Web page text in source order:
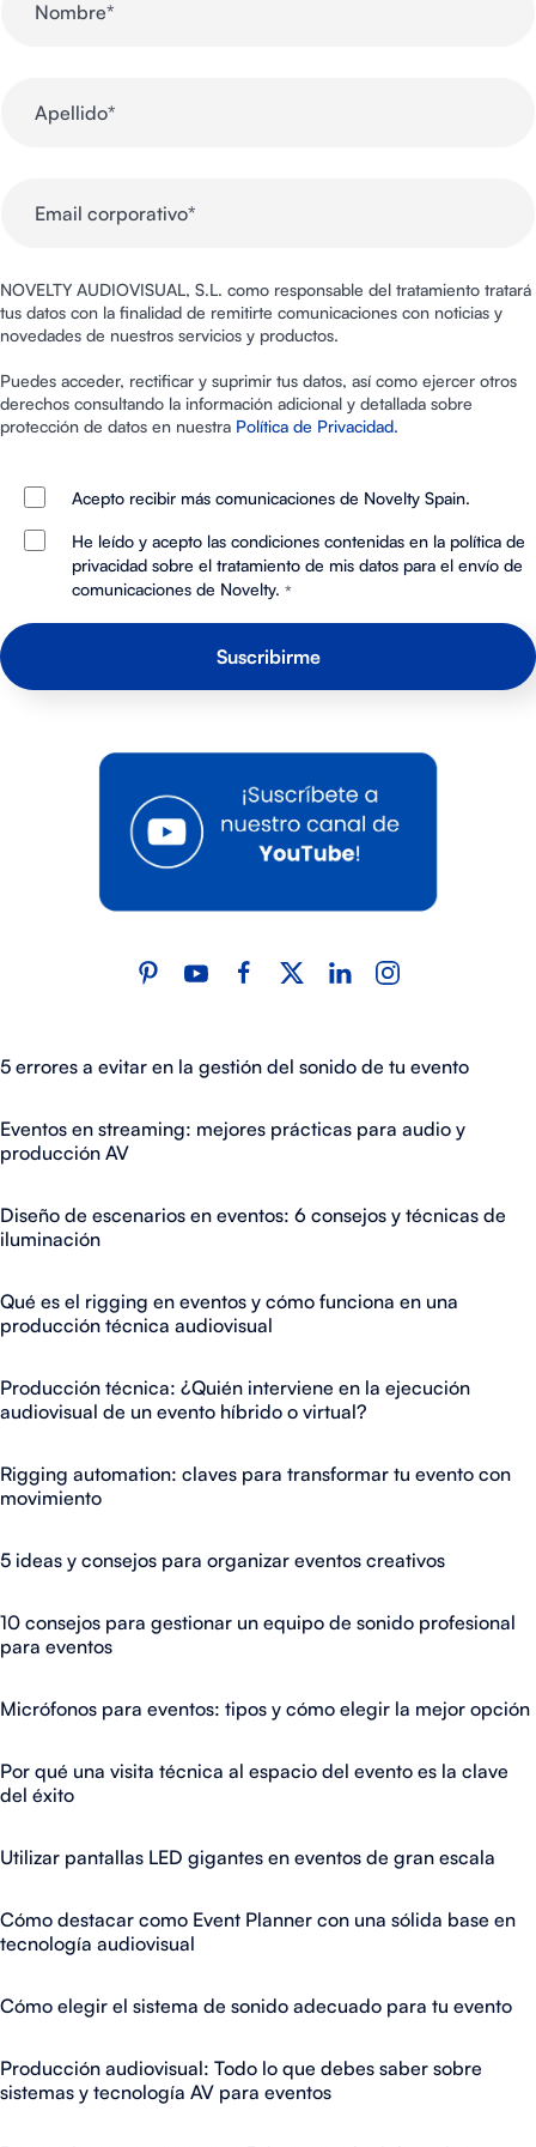
NOVELTY AUDIOVISUAL, S.L. como responsable del tratamiento tratará
tus datos con la finalidad de remitirte comunicaciones con noticias y
novedades de nuestros servicios y productos.
Puedes acceder, rectificar y suprimir tus datos, así como ejercer otros
derechos consultando la información adicional y detallada sobre
protección de datos en nuestra Política de Privacidad.
Acepto recibir más comunicaciones de Novelty Spain.
He leído y acepto las condiciones contenidas en la política de
privacidad sobre el tratamiento de mis datos para el envío de
comunicaciones de Novelty. *
5 errores a evitar en la gestión del sonido de tu evento
Eventos en streaming: mejores prácticas para audio y
producción AV
Diseño de escenarios en eventos: 6 consejos y técnicas de
iluminación
Qué es el rigging en eventos y cómo funciona en una
producción técnica audiovisual
Producción técnica: ¿Quién interviene en la ejecución
audiovisual de un evento híbrido o virtual?
Rigging automation: claves para transformar tu evento con
movimiento
5 ideas y consejos para organizar eventos creativos
10 consejos para gestionar un equipo de sonido profesional
para eventos
Micrófonos para eventos: tipos y cómo elegir la mejor opción
Por qué una visita técnica al espacio del evento es la clave
del éxito
Utilizar pantallas LED gigantes en eventos de gran escala
Cómo destacar como Event Planner con una sólida base en
tecnología audiovisual
Cómo elegir el sistema de sonido adecuado para tu evento
Producción audiovisual: Todo lo que debes saber sobre
sistemas y tecnología AV para eventos